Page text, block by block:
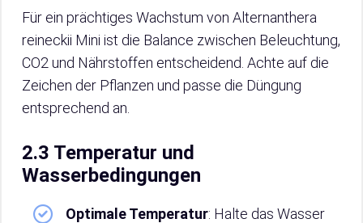
Für ein prächtiges Wachstum von Alternanthera
reineckii Mini ist die Balance zwischen Beleuchtung,
CO2 und Nährstoffen entscheidend. Achte auf die
Zeichen der Pflanzen und passe die Düngung
entsprechend an.
2.3 Temperatur und
Wasserbedingungen
Optimale Temperatur: Halte das Wasser